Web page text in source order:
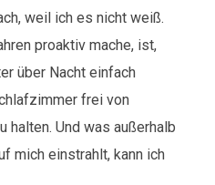
weil ich es nicht weiß.
proaktiv mache, ist,
über Nacht einfach
frei von
halten. Und was außerhalb
mich einstrahlt, kann ich